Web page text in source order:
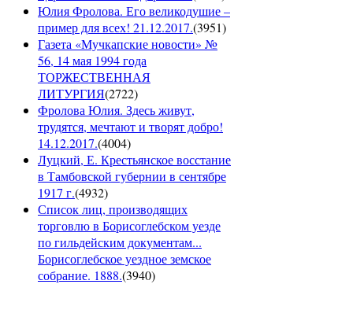
Юлия Фролова. Его великодушие –
пример для всех! 21.12.2017.(3951)
Газета «Мучкапские новости» №
56, 14 мая 1994 года
ТОРЖЕСТВЕННАЯ
ЛИТУРГИЯ(2722)
Фролова Юлия. Здесь живут,
трудятся, мечтают и творят добро!
14.12.2017.(4004)
Луцкий, Е. Крестьянское восстание
в Тамбовской губернии в сентябре
1917 г.(4932)
Список лиц, производящих
торговлю в Борисоглебском уезде
по гильдейским документам...
Борисоглебское уездное земское
собрание. 1888.(3940)